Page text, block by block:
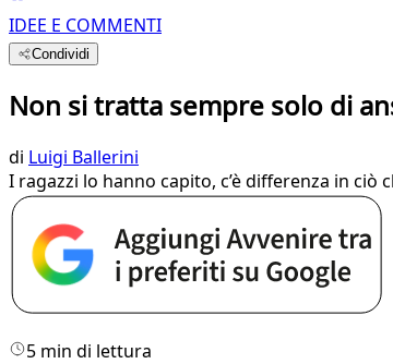
IDEE E COMMENTI
Condividi
Non si tratta sempre solo di
di Luigi Ballerini
I ragazzi lo hanno capito, c’è differenza in
5 min di lettura